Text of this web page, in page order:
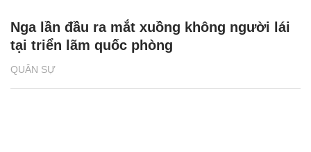
QUÂN SỰ
Nga lần đầu ra mắt xuồng không người lái
tại triển lãm quốc phòng